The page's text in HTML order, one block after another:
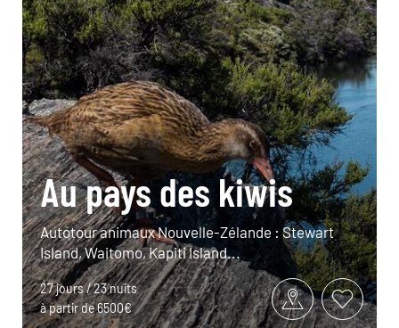
Au pays des kiwis
Autotour animaux Nouvelle-Zélande : Stewart
Island, Waitomo, Kapiti Island...
27 jours / 23 nuits
à partir de 6500€